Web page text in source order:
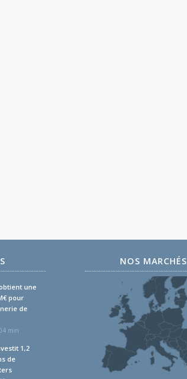
une
pour
de
min
1,2
de
NOS MARCHÉS